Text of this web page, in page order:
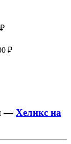
₽
—Хеликс на